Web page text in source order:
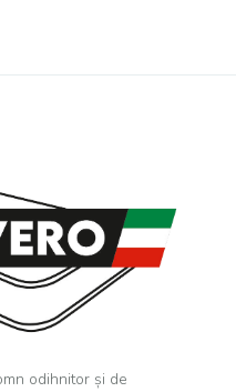
odihnitor și de